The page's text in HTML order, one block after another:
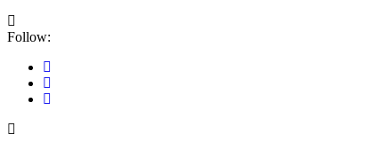
Follow: